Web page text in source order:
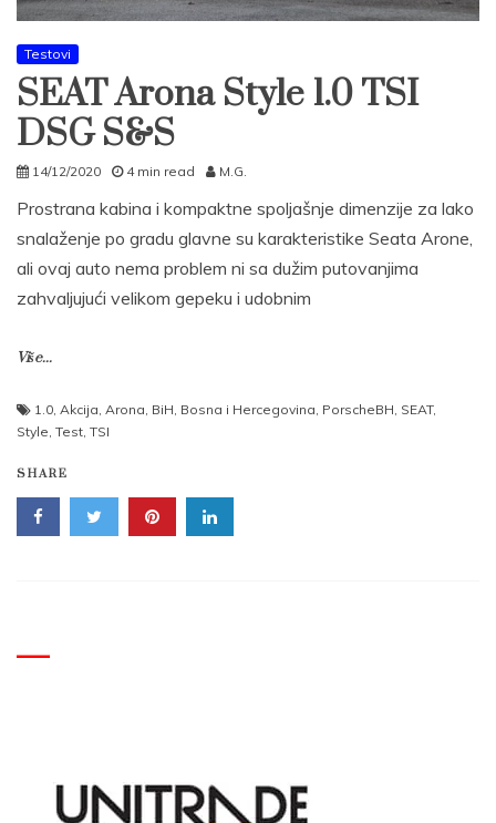
Testovi
SEAT Arona Style 1.0 TSI
DSG S&S
14/12/2020 4 min read M.G.
Prostrana kabina i kompaktne spoljašnje dimenzije za lako
snalaženje po gradu glavne su karakteristike Seata Arone,
ali ovaj auto nema problem ni sa dužim putovanjima
zahvaljujući velikom gepeku i udobnim
Više...
1.0, Akcija, Arona, BiH, Bosna i Hercegovina, PorscheBH, SEAT,
Style, Test, TSI
SHARE